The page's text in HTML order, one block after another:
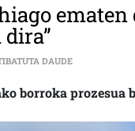
DAUDEPALOMA
borroka prozesua